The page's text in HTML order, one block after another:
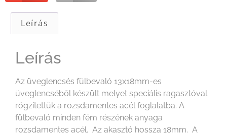
Leírás
Leírás
Az üveglencsés fülbevaló 13x18mm-es
üveglencséből készült melyet speciális ragasztóval
rögzítettük a rozsdamentes acél foglalatba. A
fülbevaló minden fém részének anyaga
rozsdamentes acél. Az akasztó hossza 18mm. A